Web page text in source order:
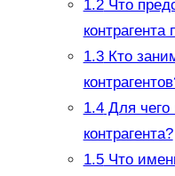
1.2Что
1.3Кто
1.4Для чего
контрагента?
1.5Что